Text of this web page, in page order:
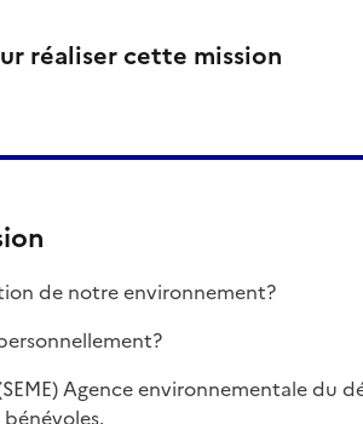
réaliser cette mission
de notre environnement?
Agence environnementale du